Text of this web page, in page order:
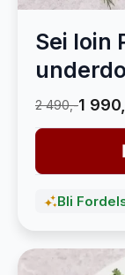
Sei loin
2 490,-1
Bli